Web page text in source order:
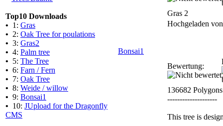
Top10 Downloads
• 1: Gras
• 2: Oak Tree for poulations
• 3: Gras2
• 4: Palm tree
• 5: The Tree
• 6: Farn / Fern
• 7: Oak Tree
• 8: Weide / willow
• 9: Bonsai1
• 10: JUpload for the Dragonfly
CMS
Gras 2
Hochgeladen
Bonsai1
Bewertung:
136682 Polygons
--------------------
This tree is